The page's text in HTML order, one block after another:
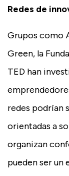
Redes de
Grupos como
Green, la
TED han
redes podrían
orientadas a
organizan
pueden ser un